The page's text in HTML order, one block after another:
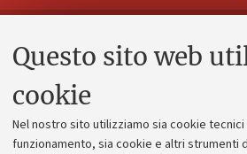
Questo sito web
cookie
Nel nostro sito utilizziamo sia cookie
funzionamento, sia cookie e altri strumenti
Contatti e PEC
Alumni